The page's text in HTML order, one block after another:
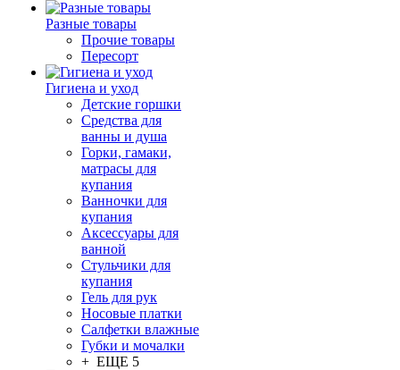
Разные товары
Прочие товары
Пересорт
Гигиена и уход
Детские горшки
Средства для
ванны и душа
Горки, гамаки,
матрасы для
купания
Ванночки для
купания
Аксессуары для
ванной
Стульчики для
купания
Гель для рук
Носовые платки
Салфетки влажные
Губки и мочалки
+ ЕЩЕ 5